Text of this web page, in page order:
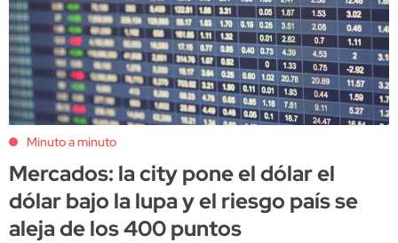
Minuto a minuto
Mercados: la city pone el dólar el
dólar bajo la lupa y el riesgo país se
aleja de los 400 puntos